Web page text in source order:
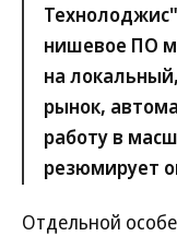
нишевое ПО
на
рынок,
работу в
резюмирует
Отдельной